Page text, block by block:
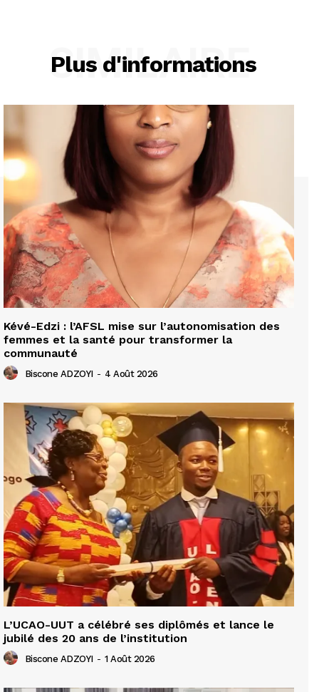
Plus d'informations
SIMILAIRE
Kévé-Edzi : l’AFSL mise sur l’autonomisation des
femmes et la santé pour transformer la
communauté
Biscone ADZOYI - 4 Août 2026
L’UCAO-UUT a célébré ses diplômés et lance le
jubilé des 20 ans de l’institution
Biscone ADZOYI - 1 Août 2026